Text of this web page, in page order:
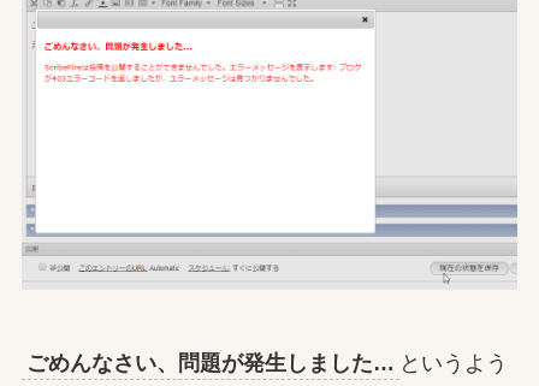
ごめんなさい、問題が発生しました… というよう